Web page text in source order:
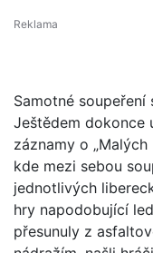
Samotné
Ještědem dokonce
záznamy o
kde mezi sebou
jednotlivých
hry napodobující
přesunuly z